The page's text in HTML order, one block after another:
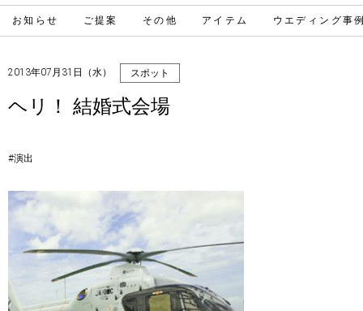
お知らせ ご提案 その他 アイテム ウエディング事
2013年07月31日（水） スポット
ヘリ！ 結婚式会場
#演出